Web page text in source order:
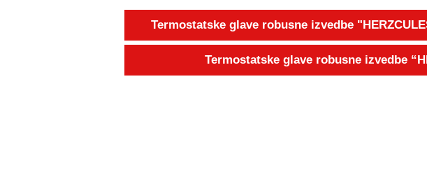
Termostatske glave robusne izvedbe
Termostatske glave robusne izvedbe